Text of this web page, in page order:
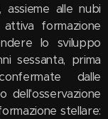
alle nubi
formazione
lo sviluppo
sessanta, prima
dalle
dell'osservazione
stellare: